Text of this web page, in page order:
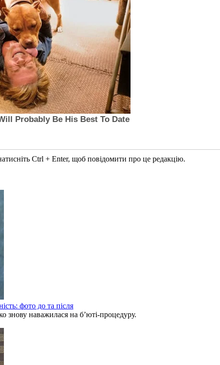
Ctrl + Enter, щоб повідомити про це редакцію.
фото до та після
знову наважилася на б’юті-процедуру.